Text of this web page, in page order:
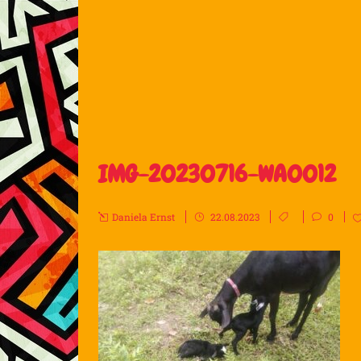
IMG-20230716-WA0012
Daniela Ernst 22.08.2023 0